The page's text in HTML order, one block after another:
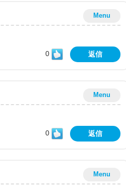
Menu
0 返信
Menu
0 返信
Menu